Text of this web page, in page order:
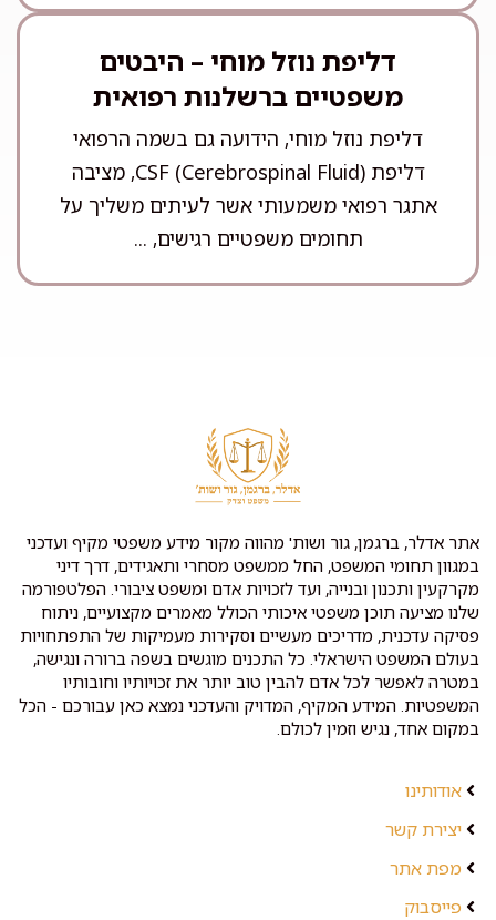
דליפת נוזל מוחי – היבטים
משפטיים ברשלנות רפואית
דליפת נוזל מוחי, הידועה גם בשמה הרפואי
דליפת CSF (Cerebrospinal Fluid), מציבה
אתגר רפואי משמעותי אשר לעיתים משליך על
תחומים משפטיים רגישים, ...
אתר אדלר, ברגמן, גור ושות' מהווה מקור מידע משפטי מקיף ועדכני
במגוון תחומי המשפט, החל ממשפט מסחרי ותאגידים, דרך דיני
מקרקעין ותכנון ובנייה, ועד לזכויות אדם ומשפט ציבורי. הפלטפורמה
שלנו מציעה תוכן משפטי איכותי הכולל מאמרים מקצועיים, ניתוח
פסיקה עדכנית, מדריכים מעשיים וסקירות מעמיקות של התפתחויות
בעולם המשפט הישראלי. כל התכנים מוגשים בשפה ברורה ונגישה,
במטרה לאפשר לכל אדם להבין טוב יותר את זכויותיו וחובותיו
המשפטיות. המידע המקיף, המדויק והעדכני נמצא כאן עבורכם - הכל
במקום אחד, נגיש וזמין לכולם.
אודותינו
יצירת קשר
מפת אתר
פייסבוק